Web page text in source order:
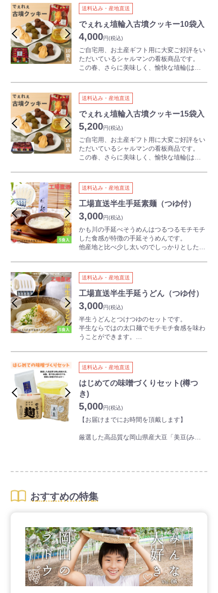
心の注意を払い加工していきます。
てた房を旬の時期に収穫し、一粒一粒丁寧に
手作業で皮を湯剥きしています。薬品などを
の美味しさを最大限にいかしています。
手間ひまを惜しまず作っているからこそ、ゼ
まま閉じ込めているため、季節や年齢を問わ
ず喜んでいただける逸品です。
日本ガラスびん協会が主催するデザインアワ
ードで優秀賞を受賞した、三角の瓶にも注
目！贈り物にもピッタリ。
限られた時期にしか味わえない美味しさをい
つでもお好きな時に愉しめるセットになって
【詰合せ内容】
清水白桃、シャインマスカット、ニューピオ
ーネ、黄金桃 各1瓶
美容や整腸作用に効果があると言われていま
すので、飲料としてだけではなく、砂糖の代
わりとして料理やおやつに幅広く活用できま
す。
岡山県産米（あけぼの）100％使用の甘酒で
す。
100％使用の甘酒です。
やかな自然な甘みです。
アルコール分は0のストレートタイプ。
※冷やしあまざけ（生姜入り）は夏期限定
（5～8月）商品です。
【召し上がり方】
ストレートタイプなので、うすめずにそのま
まよく振ってからお飲みください。 （増粘
剤等を使用していないのであまざけが沈殿し
温めてお飲みになるときは、なべに移して温
対応容器に移して温めてお飲みください。
【吉田本店について・・・】
「歴史が紡ぐ手作り製法」「糀が引き出す国
産素材の旨味」「安全安心で良質な商品作
を未来に伝えていくために挑戦しています。
ライフシーンに寄り添うカジュアルな甘酒
「TOTONOE」、岡山県産フルーツのおいし
さと掛け合わせた「フルーツ甘酒」など、糀
の新たな価値観を創造する商品作りも行って
います。
送料込み・産地直送
でぇれぇ埴輪入古墳クッキー10袋入
4,000円(税込)
ご自宅用、お土産ギフト用に大変ご好評をい
ただいているシャルマンの看板商品です。
この春、さらに美味しく、愉快な埴輪(はに
でぇれぇとは、岡山弁で「すごい！」との意
味。
添加物は使用せず、岡山県産小麦「でぇーれ
ぇー粉」など、こだわりの材料で１枚１枚、
丁寧に焼き上げました。
ほろ苦さがくせになる抹茶、素朴でやさしい
プレーン、誰もが喜ぶチョコレートの香
り…。
はるか古墳時代に思いを馳せながら３つの味
日本遺産「桃太郎伝説」オリジナル包装紙で
包装してお届けします。
～シャルマンについて～
シャルマンは岡山県総社市にて土産菓子など
のクッキーを主に製造するメーカーです。
「シャルマン」はフランス語で「小さくてか
わいらしい」という意味。
体にやさしく、安心・安全素材のお菓子を作
っています。
美味しいものを食べて笑顔になる、そんなひ
送料込み・産地直送
でぇれぇ埴輪入古墳クッキー15袋入
5,200円(税込)
ご自宅用、お土産ギフト用に大変ご好評をい
ただいているシャルマンの看板商品です。
この春、さらに美味しく、愉快な埴輪(はに
でぇれぇとは、岡山弁で「すごい！」との意
味。
添加物は使用せず、岡山県産小麦「でぇーれ
ぇー粉」など、こだわりの材料で１枚１枚、
丁寧に焼き上げました。
ほろ苦さがくせになる抹茶、素朴でやさしい
プレーン、誰もが喜ぶチョコレートの香
り…。
はるか古墳時代に思いを馳せながら３つの味
日本遺産「桃太郎伝説」オリジナル包装紙で
包装してお届けします。
～シャルマンについて～
シャルマンは岡山県総社市にて土産菓子など
のクッキーを主に製造するメーカーです。
「シャルマン」はフランス語で「小さくてか
わいらしい」という意味。
体にやさしく、安心・安全素材のお菓子を作
っています。
美味しいものを食べて笑顔になる、そんなひ
送料込み・産地直送
工場直送半生手延素麺（つゆ付）
3,000円(税込)
かも川の手延べそうめんはつるつるモチモチ
した食感が特徴の手延そうめんです。
他産地と比べ少し太いのでしっかりとした食
それぞれ個包装となっているので使いやすい
のがポイント！
地元の醤油を使った自家製めんつゆ付きで、
ご家庭用やご進物、お土産などにも最適で
す。
【かも川手延べ素麺の特徴】
・手延べ製法による極上ののどごし
江戸時代から続く伝統製法により、麺が細い
めます。
・細いのにコシがある
熟成と延ばしを繰り返して作られており、細
い麺ながらしっかりとしたコシと弾力があり
ます。
・地元素材へのこだわり
地元の清らかな水や瀬戸内の塩など、素材選
・夏にぴったりの涼味と軽さ
夏の定番食として多くの家庭に親しまれてい
送料込み・産地直送
工場直送半生手延うどん（つゆ付）
3,000円(税込)
半生うどんとつけつゆのセットです。
半生ならではの太口麺でモチモチ食感を味わ
うことができます。
うどんにも最適です。
ちょっとした手土産にもご利用いただいてお
ります。
【かも川の手延べうどんの特徴】
・手延べならではのコシと弾力
機械製麺とは異なり、熟成と延ばしを繰り返
すことで、モチモチとした弾力としっかりと
したコシのある麺に仕上がっています。
・なめらかな口当たり
延ばす工程で麺の表面がきめ細かくなり、つ
・製法のこだわり
手延べならではの“ねかし”と“のばし”の工程で
送料込み・産地直送
はじめての味噌づくりセット(樽つ
き)
5,000円(税込)
【お届けまでにお時間を頂戴します】
厳選した高品質な岡山県産大豆「美豆(み
利なセットにしました。
1つのセットで約3.4kgのお味噌ができます。
おすすめの特集